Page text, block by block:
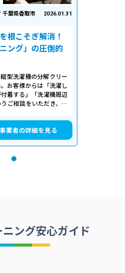
千葉県香取市 2026.01.31
根こそぎ解消！
ング」の圧倒的
型洗濯機の分解クリー
お客様からは「洗濯し
着する」「洗濯機周辺
ご相談をいただき、内
事業者の詳細を見る
ング安心ガイド